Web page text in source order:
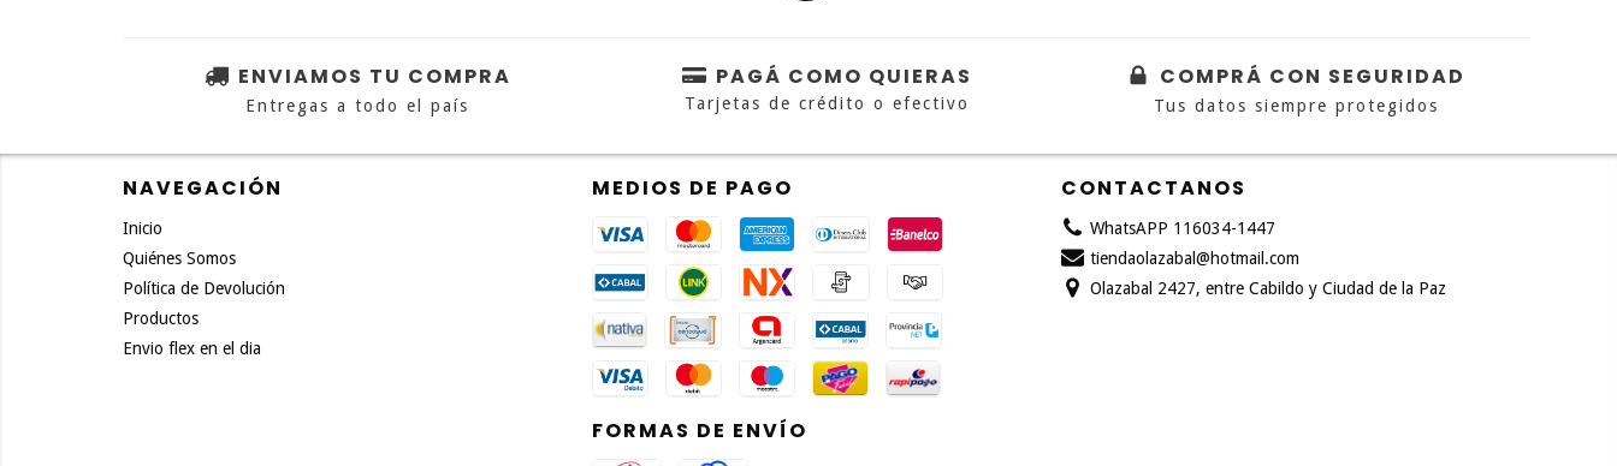
ENVIAMOS TU COMPRA
Entregas a todo el país
PAGÁ COMO QUIERAS
Tarjetas de crédito o efectivo
COMPRÁ CON SEGURIDAD
Tus datos siempre protegidos
NAVEGACIÓN
Inicio
Quiénes Somos
Política de Devolución
Productos
Envio flex en el dia
MEDIOS DE PAGO
FORMAS DE ENVÍO
CONTACTANOS
WhatsAPP 116034-1447
tiendaolazabal@hotmail.com
Olazabal 2427, entre Cabildo y Ciudad de la Paz